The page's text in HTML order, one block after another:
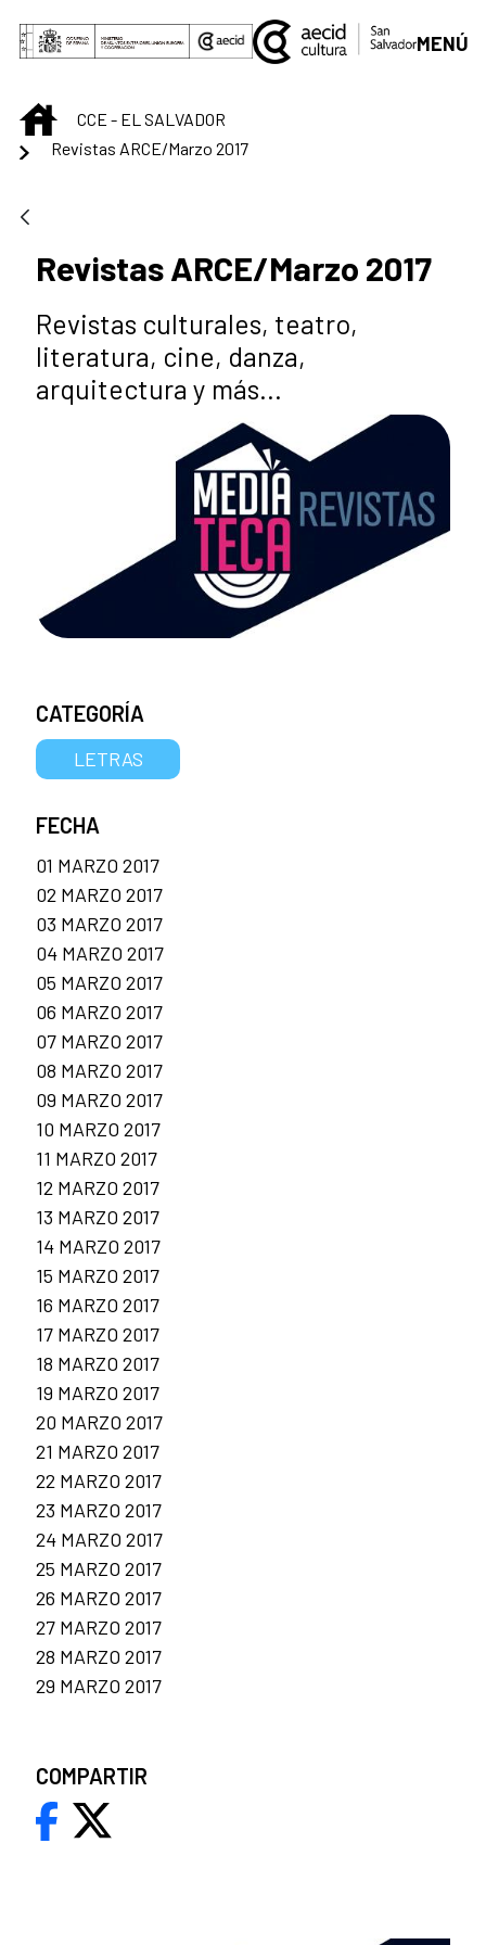
Saltar al contenido principal
MENÚ
INICIOCCE - EL SALVADOR
Revistas ARCE/Marzo 2017
Revistas ARCE/Marzo 2017
Revistas culturales, teatro,
literatura, cine, danza,
arquitectura y más...
CATEGORÍA
LETRAS
FECHA
01 MARZO 2017
02 MARZO 2017
03 MARZO 2017
04 MARZO 2017
05 MARZO 2017
06 MARZO 2017
07 MARZO 2017
08 MARZO 2017
09 MARZO 2017
10 MARZO 2017
11 MARZO 2017
12 MARZO 2017
13 MARZO 2017
14 MARZO 2017
15 MARZO 2017
16 MARZO 2017
17 MARZO 2017
18 MARZO 2017
19 MARZO 2017
20 MARZO 2017
21 MARZO 2017
22 MARZO 2017
23 MARZO 2017
24 MARZO 2017
25 MARZO 2017
26 MARZO 2017
27 MARZO 2017
28 MARZO 2017
29 MARZO 2017
COMPARTIR